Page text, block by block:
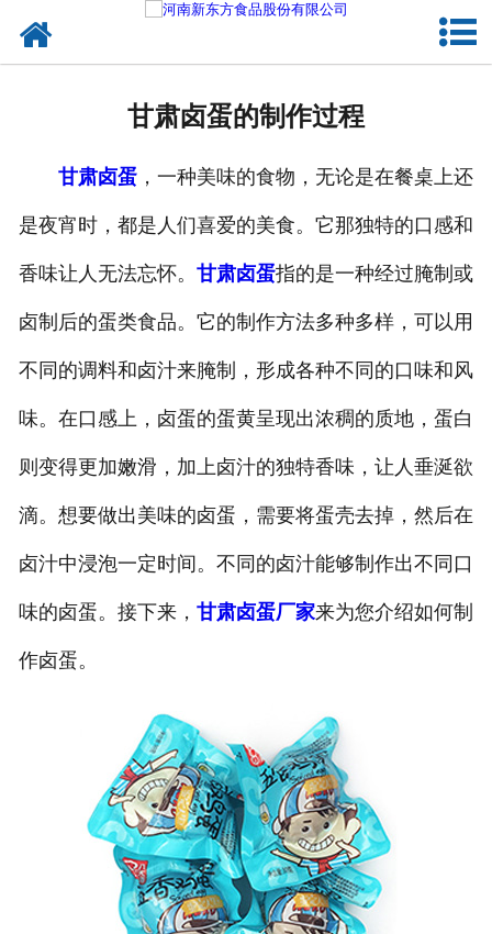
加入新东方
联系我们
甘肃卤蛋的制作过程
甘肃卤蛋，一种美味的食物，无论是在餐桌上还
是夜宵时，都是人们喜爱的美食。它那独特的口感和
香味让人无法忘怀。 甘肃卤蛋指的是一种经过腌制或
卤制后的蛋类食品。它的制作方法多种多样，可以用
不同的调料和卤汁来腌制，形成各种不同的口味和风
味。在口感上，卤蛋的蛋黄呈现出浓稠的质地，蛋白
则变得更加嫩滑，加上卤汁的独特香味，让人垂涎欲
滴。想要做出美味的卤蛋，需要将蛋壳去掉，然后在
卤汁中浸泡一定时间。不同的卤汁能够制作出不同口
味的卤蛋。接下来， 甘肃卤蛋厂家来为您介绍如何制
作卤蛋。